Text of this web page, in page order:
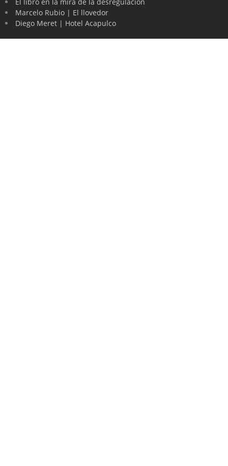
Marcelo Rubio | El llovedor
Diego Meret | Hotel Acapulco